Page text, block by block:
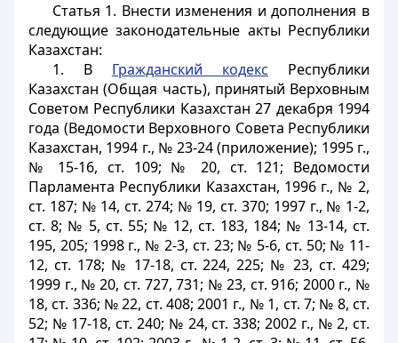
Статья 1. Внести изменения и дополнения в
следующие законодательные акты Республики
Казахстан:
1. В Гражданский кодекс Республики
Казахстан (Общая часть), принятый Верховным
Советом Республики Казахстан 27 декабря 1994
года (Ведомости Верховного Совета Республики
Казахстан, 1994 г., № 23-24 (приложение); 1995 г.,
№ 15-16, ст. 109; № 20, ст. 121; Ведомости
Парламента Республики Казахстан, 1996 г., № 2,
ст. 187; № 14, ст. 274; № 19, ст. 370; 1997 г., № 1-2,
ст. 8; № 5, ст. 55; № 12, ст. 183, 184; № 13-14, ст.
195, 205; 1998 г., № 2-3, ст. 23; № 5-6, ст. 50; № 11-
12, ст. 178; № 17-18, ст. 224, 225; № 23, ст. 429;
1999 г., № 20, ст. 727, 731; № 23, ст. 916; 2000 г., №
18, ст. 336; № 22, ст. 408; 2001 г., № 1, ст. 7; № 8, ст.
52; № 17-18, ст. 240; № 24, ст. 338; 2002 г., № 2, ст.